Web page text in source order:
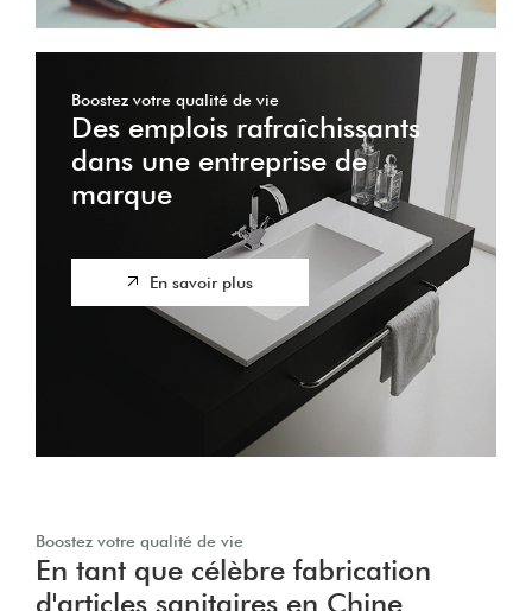
Boostez votre qualité de vie
Des emplois rafraîchissants
dans une entreprise de
marque
En savoir plus
Boostez votre qualité de vie
En tant que célèbre fabrication
d'articles sanitaires en Chine